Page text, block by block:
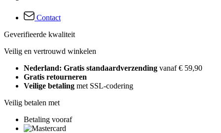
Contact
Geverifieerde kwaliteit
Veilig en vertrouwd winkelen
Nederland: Gratis standaardverzending vanaf € 59,90
Gratis retourneren
Veilige betaling met SSL-codering
Veilig betalen met
Betaling vooraf